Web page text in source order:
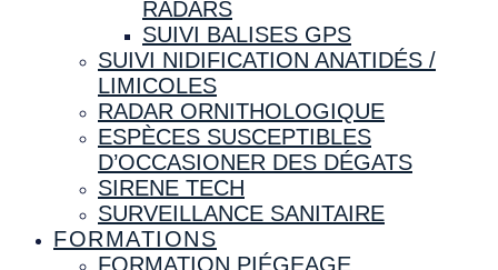
RADARS
SUIVI BALISES GPS
SUIVI NIDIFICATION ANATIDÉS /
LIMICOLES
RADAR ORNITHOLOGIQUE
ESPÈCES SUSCEPTIBLES
D’OCCASIONER DES DÉGATS
SIRENE TECH
SURVEILLANCE SANITAIRE
FORMATIONS
FORMATION PIÉGEAGE